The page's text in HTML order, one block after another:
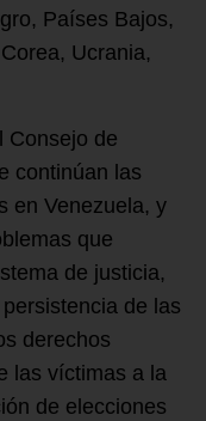
Países Bajos,
Ucrania,
Consejo de
continúan las
en Venezuela, y
que
de justicia,
de las
derechos
las víctimas a la
de elecciones